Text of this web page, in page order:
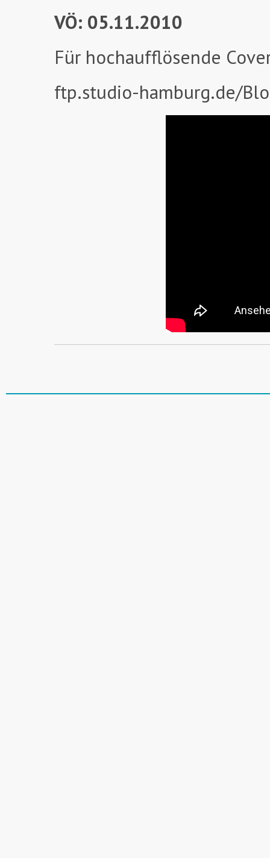
VÖ: 05.11.2010
Für hochaufflösende
ftp.studio-hamburg.de/